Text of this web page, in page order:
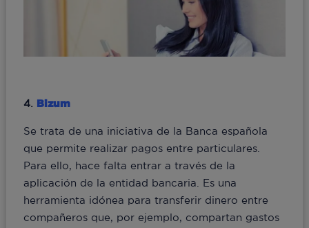
4. Bizum
Se trata de una iniciativa de la Banca española
que permite realizar pagos entre particulares.
Para ello, hace falta entrar a través de la
aplicación de la entidad bancaria. Es una
herramienta idónea para transferir dinero entre
compañeros que, por ejemplo, compartan gastos